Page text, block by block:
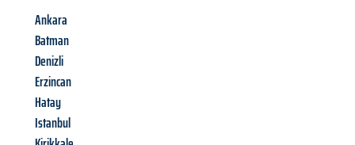
Ankara
Batman
Denizli
Erzincan
Hatay
Istanbul